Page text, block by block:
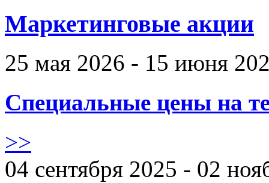
Маркетинговые акции
25 мая 2026 - 15 июня
Специальные цены на
>>
04 сентября 2025 - 02